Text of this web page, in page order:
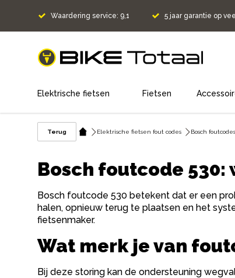
Waardering service: 9,1 5 jaar garantie op
home
Elektrische fietsen Fietsen
Terug Elektrische fietsen fout codes Bosch foutcodes
Bosch foutcode
Bosch foutcode 530 betekent dat er een
halen, opnieuw terug te plaatsen en het
fietsenmaker.
Wat merk je van
Bij deze storing kan de ondersteuning